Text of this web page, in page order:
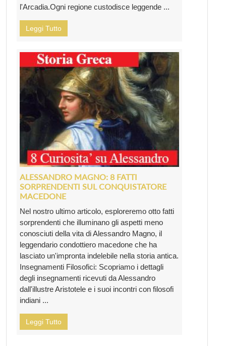
l'Arcadia.Ogni regione custodisce leggende ...
Leggi Tutto
ALESSANDRO MAGNO: 8 FATTI
SORPRENDENTI SUL CONQUISTATORE
MACEDONE
Nel nostro ultimo articolo, esploreremo otto fatti
sorprendenti che illuminano gli aspetti meno
conosciuti della vita di Alessandro Magno, il
leggendario condottiero macedone che ha
lasciato un'impronta indelebile nella storia antica.
Insegnamenti Filosofici: Scopriamo i dettagli
degli insegnamenti ricevuti da Alessandro
dall'illustre Aristotele e i suoi incontri con filosofi
indiani ...
Leggi Tutto